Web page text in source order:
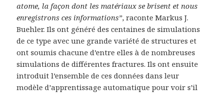
atome, la façon dont les matériaux se brisent et nous
enregistrons ces informations”, raconte Markus J.
Buehler. Ils ont généré des centaines de simulations
de ce type avec une grande variété de structures et
ont soumis chacune d’entre elles à de nombreuses
simulations de différentes fractures. Ils ont ensuite
introduit l’ensemble de ces données dans leur
modèle d’apprentissage automatique pour voir s’il